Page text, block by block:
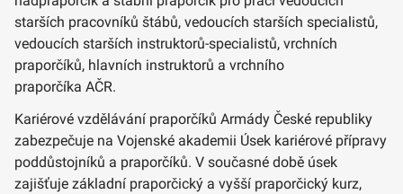
starších pracovníků štábů, vedoucích starších specialistů,
vedoucích starších instruktorů-specialistů, vrchních
praporčíků, hlavních instruktorů a vrchního
praporčíka AČR.
Kariérové vzdělávání praporčíků Armády České republiky
zabezpečuje na Vojenské akademii Úsek kariérové přípravy
poddůstojníků a praporčíků. V současné době úsek
zajišťuje základní praporčický a vyšší praporčický kurz,